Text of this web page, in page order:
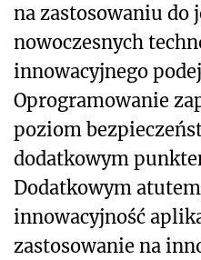
na zastosowaniu do
nowoczesnych
innowacyjnego
Oprogramowanie
poziom
dodatkowym
Dodatkowym
innowacyjność
zastosowanie na